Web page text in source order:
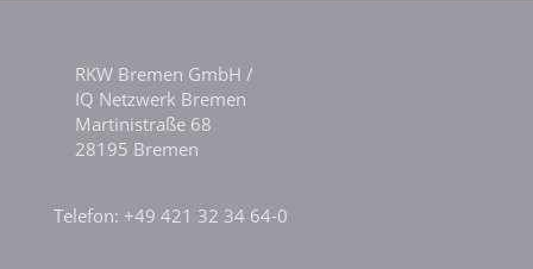
RKW Bremen GmbH /
IQ Netzwerk Bremen
Martinistraße 68
28195 Bremen
Telefon: +49 421 32 34 64-0